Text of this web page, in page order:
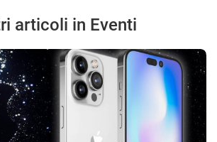
articoli in Eventi